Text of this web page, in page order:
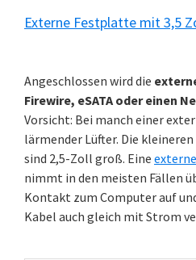
Externe Festplatte mit 3,5
Angeschlossen wird die
Firewire, eSATA oder einen
Vorsicht: Bei manch einer
lärmender Lüfter. Die
sind 2,5-Zoll groß. Eine
nimmt in den meisten Fällen
Kontakt zum Computer auf
Kabel auch gleich mit Strom